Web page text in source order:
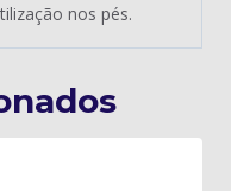
nos pés.